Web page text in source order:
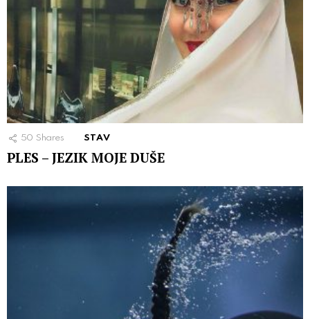
50 Shares STAV
PLES – JEZIK MOJE DUŠE